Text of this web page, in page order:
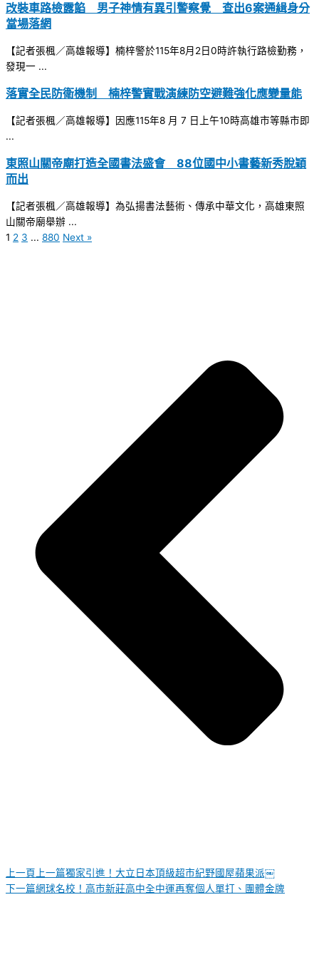
改裝車路檢露餡 男子神情有異引警察覺 查出6案通緝身分
當場落網
【記者張楓／高雄報導】楠梓警於115年8月2日0時許執行路檢勤務，
發現一 ...
落實全民防衛機制 楠梓警實戰演練防空避難強化應變量能
【記者張楓／高雄報導】因應115年8 月 7 日上午10時高雄市等縣市即
...
東照山關帝廟打造全國書法盛會 88位國中小書藝新秀脫穎
而出
【記者張楓／高雄報導】為弘揚書法藝術、傳承中華文化，高雄東照
山關帝廟舉辦 ...
1 2 3 ... 880 Next »
上一頁 上一篇獨家引進！大立日本頂級超市紀野國屋蘋果派￼
下一篇網球名校！高市新莊高中全中運再奪個人單打、團體金牌